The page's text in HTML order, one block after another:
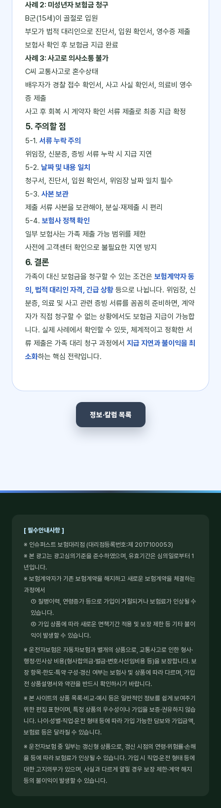
사례 2: 미성년자 보험금 청구
B군(15세)이 골절로 입원
부모가 법적 대리인으로 진단서, 입원 확인서, 영수증 제출
보험사 확인 후 보험금 지급 완료
사례 3: 사고로 의사소통 불가
C씨 교통사고로 혼수상태
배우자가 경찰 접수 확인서, 사고 사실 확인서, 의료비 영수
증 제출
사고 후 회복 시 계약자 확인 서류 제출로 최종 지급 확정
5. 주의할 점
5-1. 서류 누락 주의
위임장, 신분증, 증빙 서류 누락 시 지급 지연
5-2. 날짜 및 내용 일치
청구서, 진단서, 입원 확인서, 위임장 날짜 일치 필수
5-3. 사본 보관
제출 서류 사본을 보관해야, 분실·재제출 시 편리
5-4. 보험사 정책 확인
일부 보험사는 가족 제출 가능 범위를 제한
사전에 고객센터 확인으로 불필요한 지연 방지
6. 결론
가족이 대신 보험금을 청구할 수 있는 조건은 보험계약자 동
의, 법적 대리인 자격, 긴급 상황 등으로 나뉩니다. 위임장, 신
분증, 의료 및 사고 관련 증빙 서류를 꼼꼼히 준비하면, 계약
자가 직접 청구할 수 없는 상황에서도 보험금 지급이 가능합
니다. 실제 사례에서 확인할 수 있듯, 체계적이고 정확한 서
류 제출은 가족 대리 청구 과정에서 지급 지연과 불이익을 최
소화하는 핵심 전략입니다.
정보·칼럼 목록
[ 필수안내사항 ]
※ 인슈퍼스트 보험대리점 (대리점등록번호:제 2017100053)
※ 본 광고는 광고심의기준을 준수하였으며, 유효기간은 심의일로부터 1
년입니다.
※ 보험계약자가 기존 보험계약을 해지하고 새로운 보험계약을 체결하는
과정에서
① 질병이력, 연령증가 등으로 가입이 거절되거나 보험료가 인상될 수
있습니다.
② 가입 상품에 따라 새로운 면책기간 적용 및 보장 제한 등 기타 불이
익이 발생할 수 있습니다.
※ 운전자보험은 자동차보험과 별개의 상품으로, 교통사고로 인한 형사·
행정·민사상 비용(형사합의금·벌금·변호사선임비용 등)을 보장합니다. 보
장 항목·한도·특약 구성·갱신 여부는 보험사 및 상품에 따라 다르며, 가입
전 상품설명서와 약관을 반드시 확인하시기 바랍니다.
※ 본 사이트의 상품 목록·비교·예시 등은 일반적인 정보를 쉽게 보여주기
위한 편집 표현이며, 특정 상품의 우수성이나 가입을 보증·권유하지 않습
니다. 나이·성별·직업·운전 형태 등에 따라 가입 가능한 담보와 가입금액,
보험료 등은 달라질 수 있습니다.
※ 운전자보험 중 일부는 갱신형 상품으로, 갱신 시점의 연령·위험률·손해
율 등에 따라 보험료가 인상될 수 있습니다. 가입 시 직업·운전 형태 등에
대한 고지의무가 있으며, 사실과 다르게 알릴 경우 보장 제한·계약 해지
등의 불이익이 발생할 수 있습니다.